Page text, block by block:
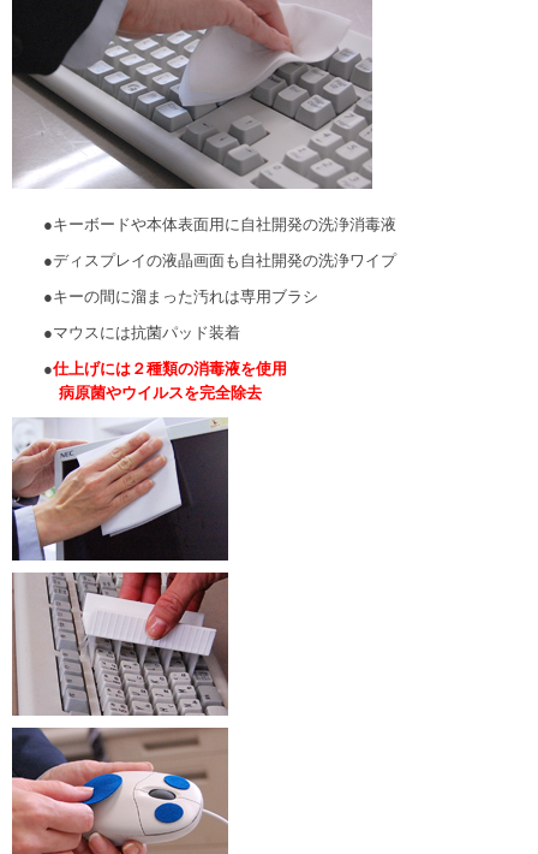
●キーボードや本体表面用に自社開発の洗浄消毒液
●ディスプレイの液晶画面も自社開発の洗浄ワイプ
●キーの間に溜まった汚れは専用ブラシ
●マウスには抗菌パッド装着
●仕上げには２種類の消毒液を使用
病原菌やウイルスを完全除去